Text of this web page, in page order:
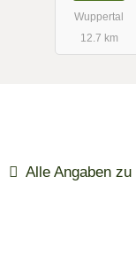
Wuppertal
12.7 km
Alle Angaben zu